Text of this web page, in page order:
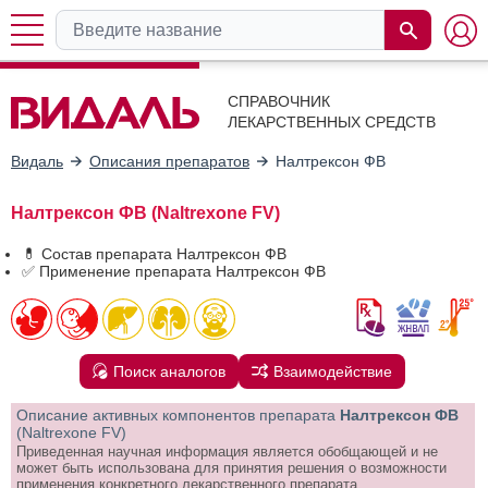
СПРАВОЧНИК
ЛЕКАРСТВЕННЫХ СРЕДСТВ
Видаль Описания препаратов Налтрексон ФВ
Налтрексон ФВ (Naltrexone FV)
💊 Состав препарата Налтрексон ФВ
✅ Применение препарата Налтрексон ФВ
Поиск аналогов Взаимодействие
Описание активных компонентов препарата Налтрексон ФВ
(Naltrexone FV)
Приведенная научная информация является обобщающей и не
может быть использована для принятия решения о возможности
применения конкретного лекарственного препарата.